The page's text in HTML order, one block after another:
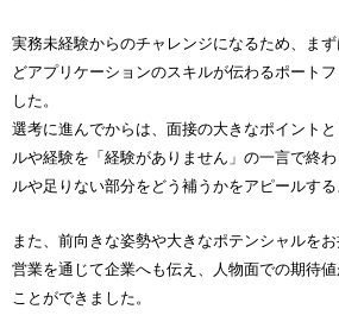
実務未経験からのチャレンジになるため、ま
どアプリケーションのスキルが伝わるポート
した。
選考に進んでからは、面接の大きなポイント
ルや経験を「経験がありません」の一言で終
ルや足りない部分をどう補うかをアピールする
また、前向きな姿勢や大きなポテンシャルを
営業を通じて企業へも伝え、人物面での期待
ことができました。